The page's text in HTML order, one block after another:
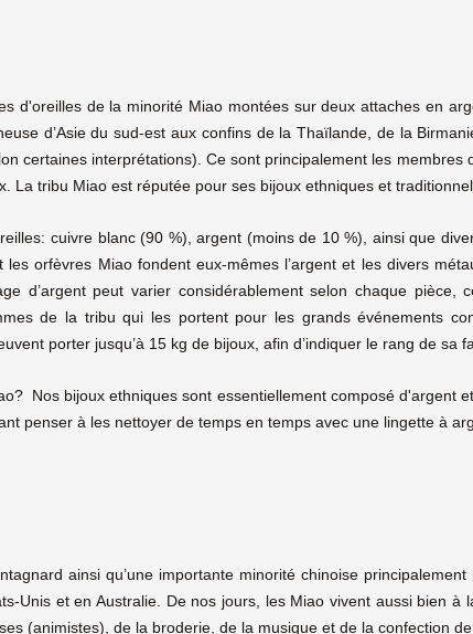
d'oreilles de la minorité Miao montées sur deux attaches en
d’Asie du sud-est aux confins de la Thaïlande, de la
certaines interprétations). Ce sont principalement les
La tribu Miao est réputée pour ses bijoux ethniques et
cuivre blanc (90 %), argent (moins de 10 %), ainsi que
orfèvres Miao fondent eux-mêmes l’argent et les divers
d’argent peut varier considérablement selon chaque
de la tribu qui les portent pour les grands événements
porter jusqu’à 15 kg de bijoux, afin d’indiquer le rang de sa
Nos bijoux ethniques sont essentiellement composé d'argent
penser à les nettoyer de temps en temps avec une lingette à
ainsi qu’une importante minorité chinoise
Unis et en Australie. De nos jours, les Miao vivent aussi bien à
(animistes), de la broderie, de la musique et de la confection